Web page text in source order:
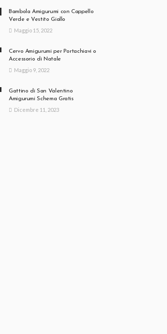
Bambola Amigurumi con Cappello
Verde e Vestito Giallo
Maggio 15, 2022
Cervo Amigurumi per Portachiavi o
Accessorio di Natale
Maggio 9, 2022
Gattino di San Valentino
Amigurumi Schema Gratis
Dicembre 11, 2023